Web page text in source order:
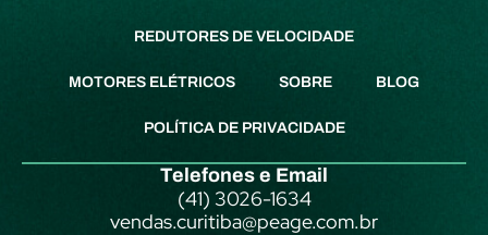
REDUTORES DE VELOCIDADE
MOTORES ELÉTRICOS SOBRE BLOG
POLÍTICA DE PRIVACIDADE
Telefones e Email
(41) 3026-1634
vendas.curitiba@peage.com.br